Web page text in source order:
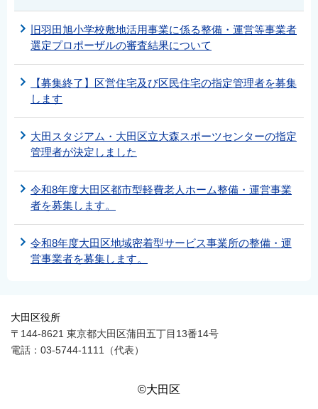
旧羽田旭小学校敷地活用事業に係る整備・運営等事業者
選定プロポーザルの審査結果について
【募集終了】区営住宅及び区民住宅の指定管理者を募集
します
大田スタジアム・大田区立大森スポーツセンターの指定
管理者が決定しました
令和8年度大田区都市型軽費老人ホーム整備・運営事業
者を募集します。
令和8年度大田区地域密着型サービス事業所の整備・運
営事業者を募集します。
大田区役所
〒144-8621 東京都大田区蒲田五丁目13番14号
電話：03-5744-1111（代表）
©大田区